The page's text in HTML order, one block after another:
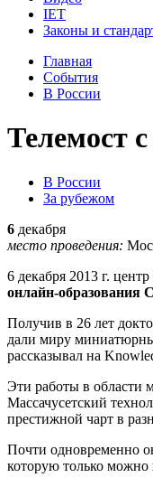
IET
Законы и
Главная
События
В России
Телемост
В России
За рубежом
6 декабря
место проведения:
6 декабря 2013 г.
онлайн-образования
Получив в 26 лет
дали миру
рассказывал на
Эти работы в области
Массачусетский
престижной чарт в
Почти одновременно
которую только можно